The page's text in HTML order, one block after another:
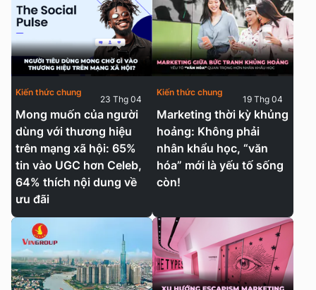
Mong muốn của người
dùng với thương hiệu
trên mạng xã hội: 65%
tin vào UGC hơn Celeb,
64% thích nội dung về
ưu đãi
Kiến thức chung
23 Thg 04
Marketing thời kỳ khủng
hoảng: Không phải
nhân khẩu học, “văn
hóa” mới là yếu tố sống
còn!
Kiến thức chung
19 Thg 04